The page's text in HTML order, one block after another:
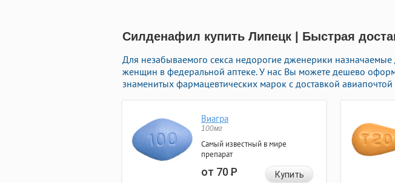
Силденафил купить Липецк | Быстрая
Для незабываемого секса недорогие дженерики
женщин в федеральной аптеке. У нас Вы можете дешево
знаменитых фармацевтических марок с доставкой
Виагра
100мг
Самый известный в мире
препарат
от 70Р Купить